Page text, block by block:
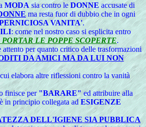
MODA sia contro leDONNE accusate di
ma resta fuor di dubbio che in ogni
VANITA'.
: come nel nostro caso si esplicita entro
LE POPPE SCOPERTE.
per quanto critico delle trasformazioni
DA AMICI MA DA LUI NON
elabora altre riflessioni contro la vanità
finisce per"BARARE" ed attribuire alla
in principio collegata ad ESIGENZE
DELL'IGIENE SIA PUBBLICA